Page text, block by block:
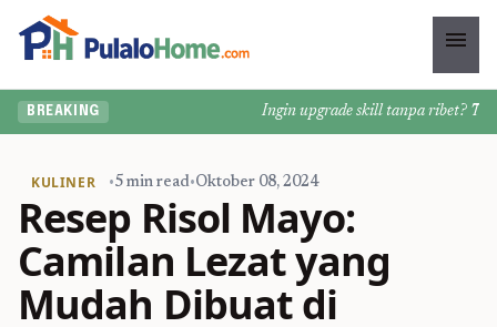
menu
BREAKING Ingin upgrade skill tanpa ribet?
KULINER •5 min read•Oktober 08, 2024
Resep Risol Mayo:
Camilan Lezat yang
Mudah Dibuat di